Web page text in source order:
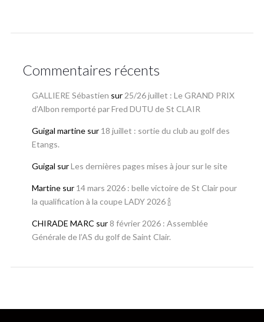
Commentaires récents
GALLIERE Sébastien sur 25/26 juillet : Le GRAND PRIX
d’Albon remporté par Fred DUTU de St CLAIR
Guigal martinesur 18 juillet : sortie du club au golf des
Etangs.
Guigal surLes dernières pages mises à jour sur le site
Martinesur 14 mars 2026 : belle victoire de St Clair pour
la qualification à la coupe LADY 2026 🍾
CHIRADE MARC sur 8 février 2026 : Assemblée
Générale de l’AS du golf de Saint Clair.